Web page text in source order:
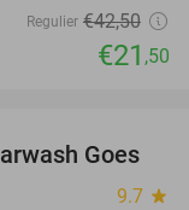
Regulier €42,50
€21 ,50
36%
Goes
9.7 star